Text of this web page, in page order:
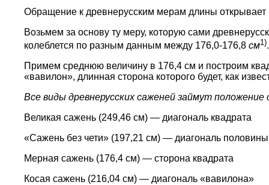
Обращение к древнерусским мерам длины
Возьмем за основу ту меру, которую сами
колеблется по разным данным между 176,0-176,8 см1).
Примем среднюю величину в 176,4 см и построим
«вавилон», длинная сторона которого будет, как
Все виды древнерусских саженей займут
Великая сажень (249,46 см) — диагональ квадрата
«Сажень без чети» (197,21 см) — диагональ половины
Мерная сажень (176,4 см) — сторона квадрата
Косая сажень (216,04 см) — диагональ «вавилона»